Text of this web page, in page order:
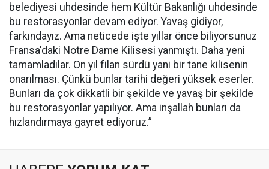
belediyesi uhdesinde hem Kültür Bakanlığı uhdesinde
bu restorasyonlar devam ediyor. Yavaş gidiyor,
farkındayız. Ama neticede işte yıllar önce biliyorsunuz
Fransa'daki Notre Dame Kilisesi yanmıştı. Daha yeni
tamamladılar. On yıl filan sürdü yani bir tane kilisenin
onarılması. Çünkü bunlar tarihi değeri yüksek eserler.
Bunları da çok dikkatli bir şekilde ve yavaş bir şekilde
bu restorasyonlar yapılıyor. Ama inşallah bunları da
hızlandırmaya gayret ediyoruz.”